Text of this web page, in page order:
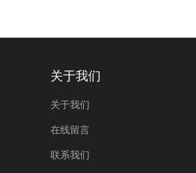
关于我们
关于我们
在线留言
联系我们